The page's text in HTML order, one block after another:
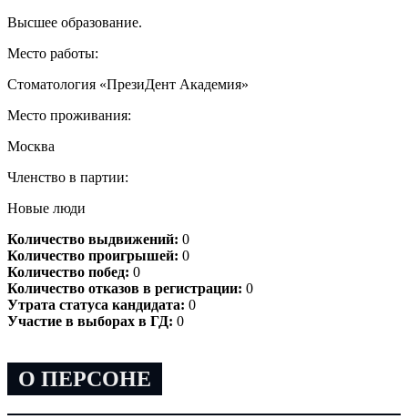
Высшее образование.
Место работы:
Стоматология «ПрезиДент Академия»
Место проживания:
Москва
Членство в партии:
Новые люди
Количество выдвижений: 0
Количество проигрышей: 0
Количество побед: 0
Количество отказов в регистрации: 0
Утрата статуса кандидата: 0
Участие в выборах в ГД: 0
О ПЕРСОНЕ